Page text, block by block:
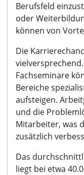
Berufsfeld
oder
können von
Die
Fachseminare
Bereiche
aufsteigen.
und die
Mitarbeiter, was
zusätzlich
Das
liegt bei etwa